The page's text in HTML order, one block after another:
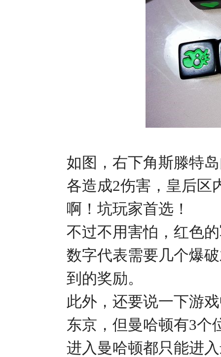
如图，右下角斯滕特
各造成2伤害，皇后区
啊！坑玩家首选！
不过不用害怕，红色
数字代表需要几个爆
到的奖励。
此外，还要说一下游
东京，但曼哈顿有3个
进入曼哈顿都只能进